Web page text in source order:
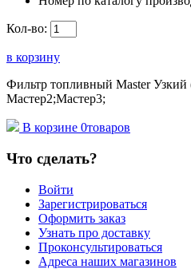
Кол-во:
в корзину
Фильтр топливный Master Узкий
Мастер2;Мастер3;
В корзине 0товаров
Что сделать?
Войти
Зарегистрироваться
Оформить заказ
Узнать про доставку
Проконсультироваться
Адреса наших магазинов